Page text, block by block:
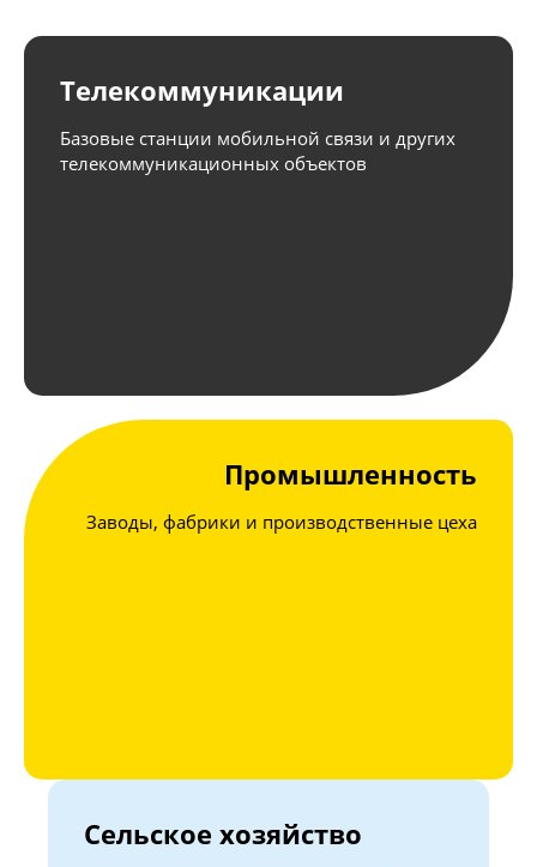
Телекоммуникации
Базовые станции мобильной связи и других
телекоммуникационных объектов
Промышленность
Заводы, фабрики и производственные цеха
Сельское хозяйство